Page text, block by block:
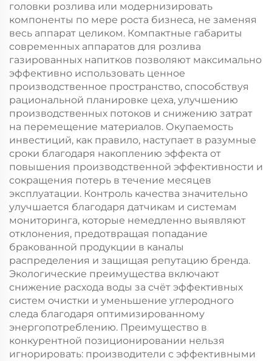
головки розлива или модернизировать
компоненты по мере роста бизнеса, не заменяя
весь аппарат целиком. Компактные габариты
современных аппаратов для розлива
газированных напитков позволяют максимально
эффективно использовать ценное
производственное пространство, способствуя
рациональной планировке цеха, улучшению
производственных потоков и снижению затрат
на перемещение материалов. Окупаемость
инвестиций, как правило, наступает в разумные
сроки благодаря накоплению эффекта от
повышения производственной эффективности и
сокращения потерь в течение месяцев
эксплуатации. Контроль качества значительно
улучшается благодаря датчикам и системам
мониторинга, которые немедленно выявляют
отклонения, предотвращая попадание
бракованной продукции в каналы
распределения и защищая репутацию бренда.
Экологические преимущества включают
снижение расхода воды за счёт эффективных
систем очистки и уменьшение углеродного
следа благодаря оптимизированному
энергопотреблению. Преимущество в
конкурентной позиционировании нельзя
игнорировать: производители с эффективными